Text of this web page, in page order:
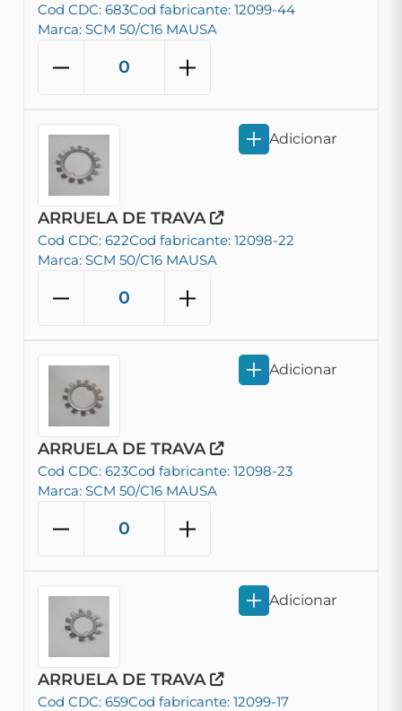
Cod CDC: 683Cod fabricante: 12099-44
Marca: SCM 50/C16 MAUSA
ARRUELA DE TRAVA
Cod CDC: 622Cod fabricante: 12098-22
Marca: SCM 50/C16 MAUSA
Adicionar
ARRUELA DE TRAVA
Cod CDC: 623Cod fabricante: 12098-23
Marca: SCM 50/C16 MAUSA
Adicionar
ARRUELA DE TRAVA
Cod CDC: 659Cod fabricante: 12099-17
Adicionar